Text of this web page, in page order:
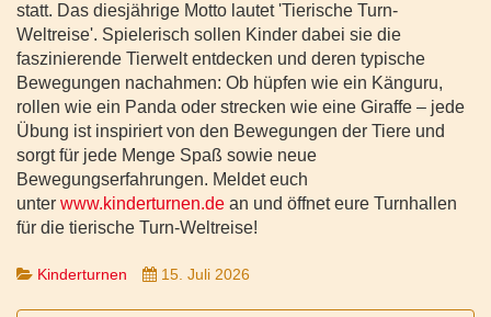
statt. Das diesjährige Motto lautet 'Tierische Turn-
Weltreise'. Spielerisch sollen Kinder dabei sie die
faszinierende Tierwelt entdecken und deren typische
Bewegungen nachahmen: Ob hüpfen wie ein Känguru,
rollen wie ein Panda oder strecken wie eine Giraffe – jede
Übung ist inspiriert von den Bewegungen der Tiere und
sorgt für jede Menge Spaß sowie neue
Bewegungserfahrungen. Meldet euch
unter www.kinderturnen.de an und öffnet eure Turnhallen
für die tierische Turn-Weltreise!
Kinderturnen 15. Juli 2026